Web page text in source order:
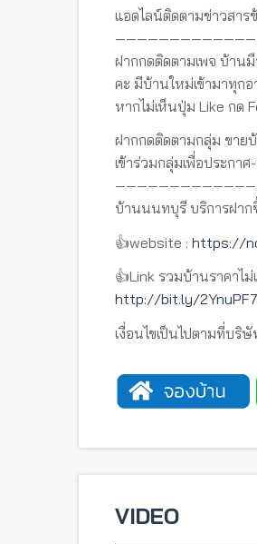
แอดไลน์ติดตามข่าวสาร
ฝากกดติดตามเพจ บ้าน
คะ มีบ้านใหม่เข้ามาทุ
หากไม่เห็นปุ่ม Like กด
ฝากกดติดตามกลุ่ม ขา
เข้าร่วมกลุ่มเพื่อประกา
บ้านนนทบุรี บริการฝาก
👍website : https://
👍Link รวมบ้านราคาไ
http://bit.ly/2YnuPF7
เงื่อนไขเป็นไปตามที่บริ
VIDEO